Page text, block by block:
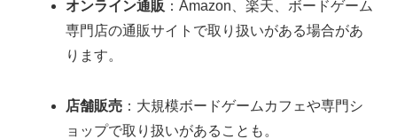
オンライン通販 ：Amazon、楽天、ボードゲーム
専門店の通販サイトで取り扱いがある場合があ
ります。
店舗販売 ：大規模ボードゲームカフェや専門シ
ョップで取り扱いがあることも。